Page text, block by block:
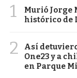
1
Murió Jorge
histórico de
2
Así
One23 y a
en Parque